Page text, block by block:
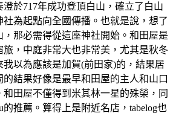
於717年成功登頂白山，確立了白山
為起點向全國傳播。也就是說，想了
那必需得從這座神社開始。和田屋是
，中庭非常大也非常美，尤其是秋冬
以為應該是加賀(前田家)的，結果居
結果好像是最早和田屋的主人和山口
田屋不僅得到米其林一星的殊榮，同
的推薦。算得上是附近名店，tabelog也